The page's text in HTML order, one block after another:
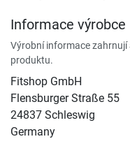
Informace výrobce
Výrobní informace
produktu.
Fitshop GmbH
Flensburger Straße 55
24837 Schleswig
Germany